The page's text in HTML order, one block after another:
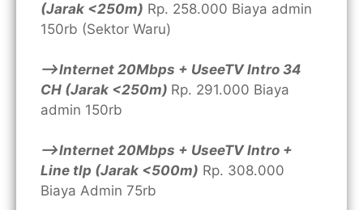
(Jarak <250m) Rp. 258.000 Biaya admin
150rb (Sektor Waru)
—>Internet 20Mbps + UseeTV Intro 34
CH (Jarak <250m) Rp. 291.000 Biaya
admin 150rb
—>Internet 20Mbps + UseeTV Intro +
Line tlp (Jarak <500m) Rp. 308.000
Biaya Admin 75rb